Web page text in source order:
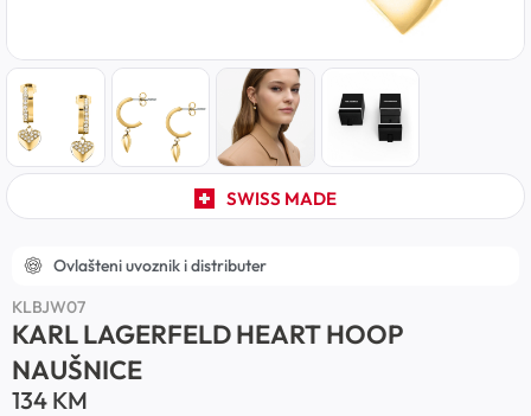
SWISS MADE
Ovlašteni uvoznik i distributer
KLBJW07
KARL LAGERFELD HEART HOOP
NAUŠNICE
134 KM